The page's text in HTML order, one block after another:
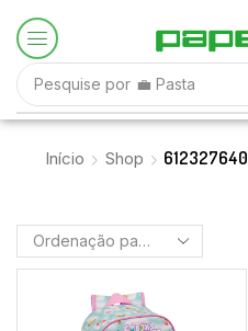
Pesquise por 💼 Pasta
Início Shop 612327640